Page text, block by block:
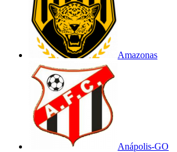
Amazonas
Anápolis-GO